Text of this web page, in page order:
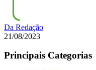
Da Redação
21/08/2023
Principais Categorias